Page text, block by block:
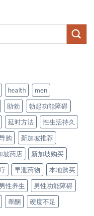
health
men
助勃
勃起功能障碍
延时方法
性生活持久
购
新加坡推荐
坡药店
新加坡购买
早泄药物
本地购买
男性养生
男性功能障碍
睾酮
硬度不足